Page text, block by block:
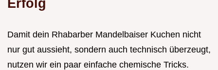
Damit dein Rhabarber Mandelbaiser Kuchen nicht
nur gut aussieht, sondern auch technisch überzeugt,
nutzen wir ein paar einfache chemische Tricks.